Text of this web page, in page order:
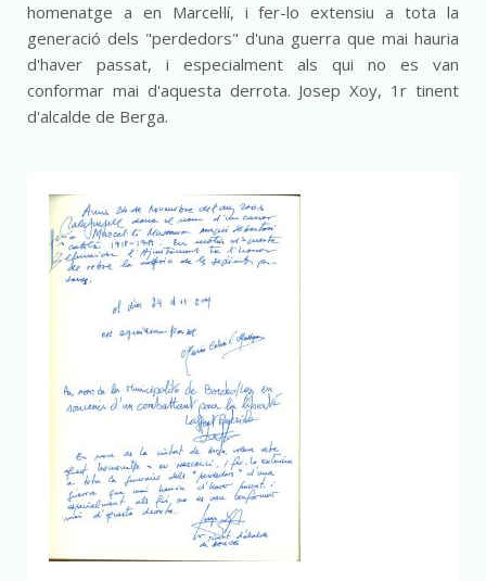
homenatge a en Marcel·lí, i fer-lo extensiu a tota la
generació dels "perdedors" d'una guerra que mai hauria
d'haver passat, i especialment als qui no es van
conformar mai d'aquesta derrota. Josep Xoy, 1r tinent
d'alcalde de Berga.